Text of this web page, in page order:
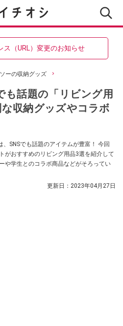
ス（URL）変更のお知らせ
ーの収納グッズ
も話題の「リビング用
収納グッズやコラボ
SNSでも話題のアイテムが豊富！ 今回
がおすすめのリビング用品3選を紹介して
や学生とのコラボ商品などがそろってい
更新日： 2023年04月27日